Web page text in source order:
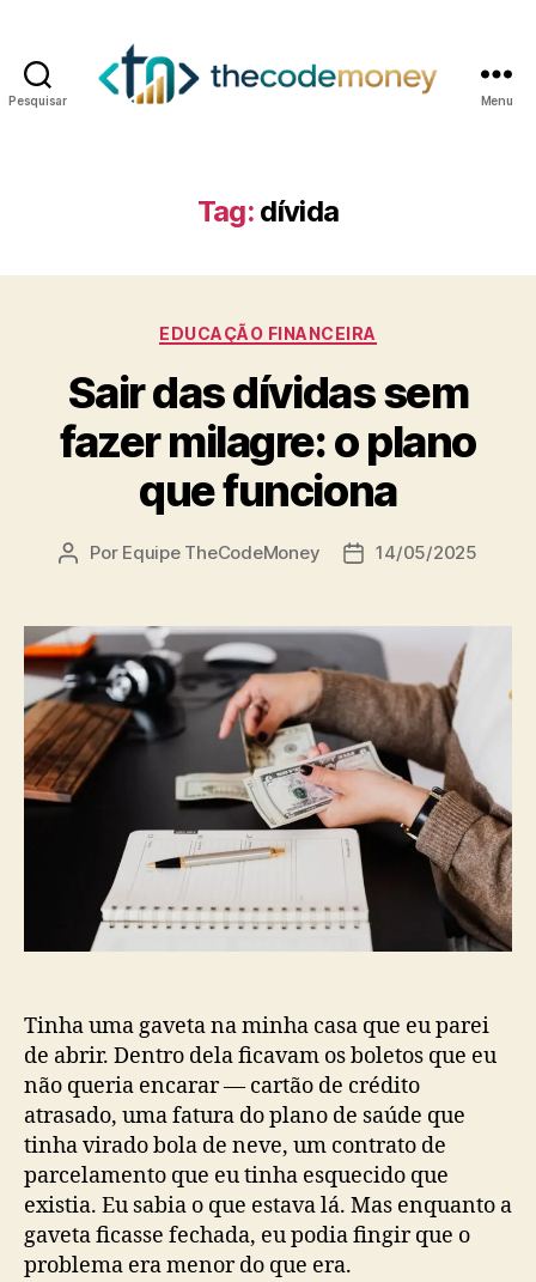
Pesquisar Menu
Tag: dívida
Categorias
EDUCAÇÃO FINANCEIRA
Sair das dívidas sem
fazer milagre: o plano
que funciona
Autor
Por Equipe TheCodeMoney
Data14/05/2025
Tinha uma gaveta na minha casa que eu parei
de abrir. Dentro dela ficavam os boletos que eu
não queria encarar — cartão de crédito
atrasado, uma fatura do plano de saúde que
tinha virado bola de neve, um contrato de
parcelamento que eu tinha esquecido que
existia. Eu sabia o que estava lá. Mas enquanto a
gaveta ficasse fechada, eu podia fingir que o
problema era menor do que era.